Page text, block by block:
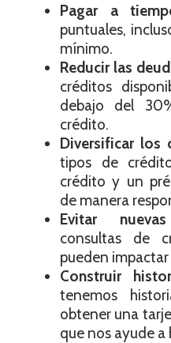
Pagar a
puntuales,
mínimo.
Reducir las
créditos
debajo del
crédito.
Diversificar los
tipos de
crédito y un
de manera
Evitar
consultas de
pueden
Construir
tenemos
obtener una
que nos ayude